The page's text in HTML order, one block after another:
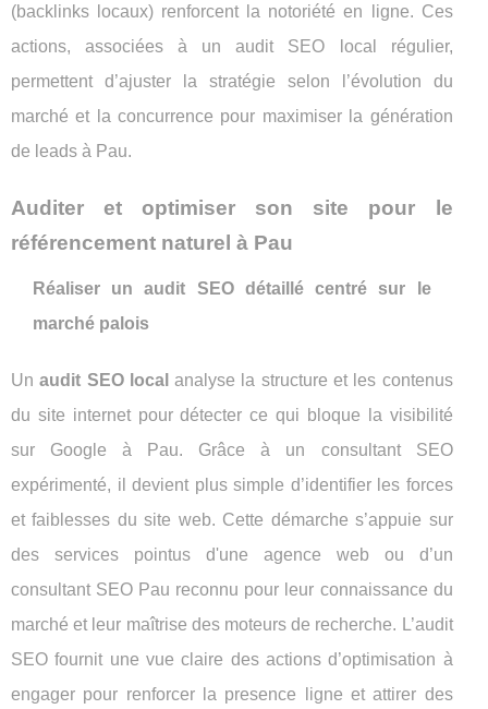
(backlinks locaux) renforcent la notoriété en ligne. Ces
actions, associées à un audit SEO local régulier,
permettent d’ajuster la stratégie selon l’évolution du
marché et la concurrence pour maximiser la génération
de leads à Pau.
Auditer et optimiser son site pour le
référencement naturel à Pau
Réaliser un audit SEO détaillé centré sur le
marché palois
Unaudit SEO local analyse la structure et les contenus
du site internet pour détecter ce qui bloque la visibilité
sur Google à Pau. Grâce à un consultant SEO
expérimenté, il devient plus simple d’identifier les forces
et faiblesses du site web. Cette démarche s’appuie sur
des services pointus d'une agence web ou d’un
consultant SEO Pau reconnu pour leur connaissance du
marché et leur maîtrise des moteurs de recherche. L’audit
SEO fournit une vue claire des actions d’optimisation à
engager pour renforcer la presence ligne et attirer des